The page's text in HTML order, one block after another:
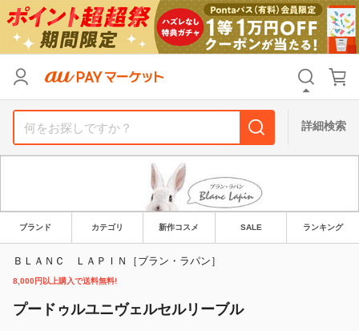
詳細検索
ブランド カテゴリ 新作コスメ SALE ランキング
ＢＬＡＮＣ ＬＡＰＩＮ［ブラン・ラパン］
8,000円以上購入で送料無料!
プードゥルユニヴェルセルリーブル
支払い方法
送料無料 タイムセール
Pontaパス特典対象すべて ポイントUPセレクトのみ
リセット
支払い方法
送料無料 タイムセール
Pontaパス特典対象すべて ポイントUPセレクトのみ